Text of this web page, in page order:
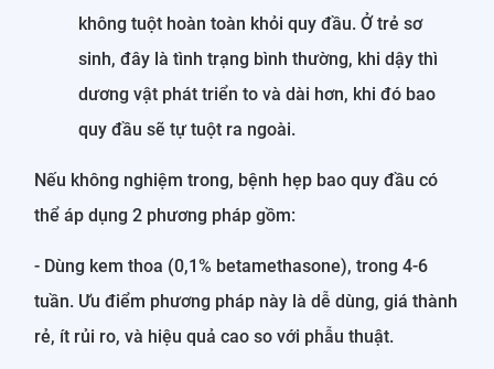
không tuột hoàn toàn khỏi quy đầu. Ở trẻ sơ
sinh, đây là tình trạng bình thường, khi dậy thì
dương vật phát triển to và dài hơn, khi đó bao
quy đầu sẽ tự tuột ra ngoài.
Nếu không nghiệm trong, bệnh hẹp bao quy đầu có
thể áp dụng 2 phương pháp gồm:
- Dùng kem thoa (0,1% betamethasone), trong 4-6
tuần. Ưu điểm phương pháp này là dễ dùng, giá thành
rẻ, ít rủi ro, và hiệu quả cao so với phẫu thuật.